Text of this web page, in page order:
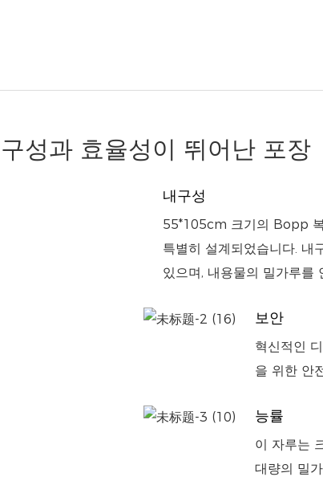
성과 효율성이 뛰어난 포장
내구성
55*105cm 크기의 Bopp
특별히 설계되었습니다. 내
있으며, 내용물의 밀가루를
보안
혁신적인
을 위한 안
능률
이 자루는
대량의 밀